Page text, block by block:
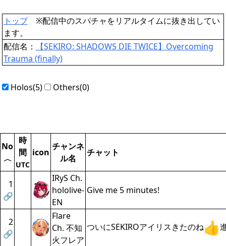
トップ※配信中のスパチャをリアルタイムに抜き出してい
ます。
配信名：
【SEKIRO: SHADOWS DIE TWICE】Overcoming
Trauma (finally)
Holos(5) Others(0)
No
〈
時
間
UTC
icon
チャンネ
ル名
チャット
1
🔗
IRyS Ch.
hololive-
EN
Give me 5 minutes!
2
🔗
Flare
Ch. 不知
火フレア
ついにSEKIROアイリスきたのね